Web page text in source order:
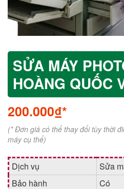
SỬA MÁY
HOÀNG QUỐC
200.000₫*
(* Đơn giá có thể thay đổi tùy thời
máy cụ thể)
Dịch vụ
Sửa
Bảo hành
Có